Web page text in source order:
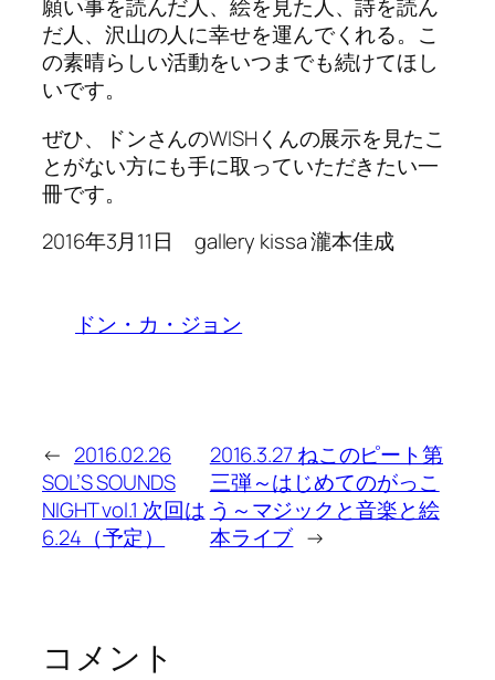
願い事を読んだ人、絵を見た人、詩を読ん
だ人、沢山の人に幸せを運んでくれる。こ
の素晴らしい活動をいつまでも続けてほし
いです。
ぜひ、ドンさんのWISHくんの展示を見たこ
とがない方にも手に取っていただきたい一
冊です。
2016年3月11日 gallery kissa 瀧本佳成
ドン・カ・ジョン
← 2016.02.26
SOL’S SOUNDS
NIGHT vol.1 次回は
6.24（予定）
2016.3.27 ねこのピート第
三弾～はじめてのがっこ
う～マジックと音楽と絵
本ライブ →
コメント